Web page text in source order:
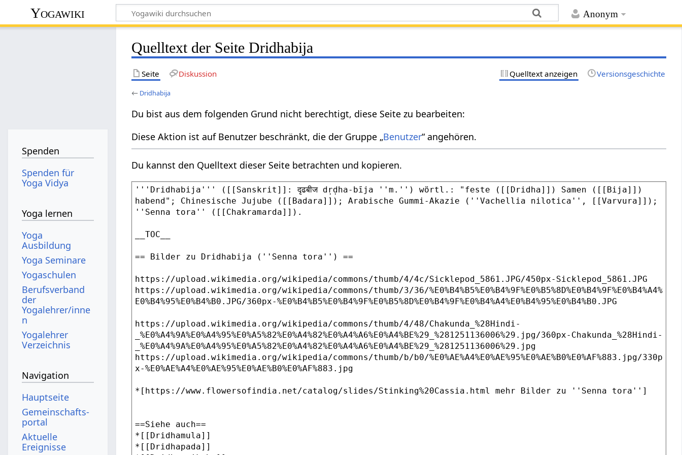
Anonym
Yogawiki
Quelltext der Seite Dridhabija
Seite Diskussion Quelltext anzeigen Versionsgeschichte
← Dridhabija
Du bist aus dem folgenden Grund nicht berechtigt, diese Seite zu bearbeiten:
Diese Aktion ist auf Benutzer beschränkt, die der Gruppe „Benutzer“ angehören.
Du kannst den Quelltext dieser Seite betrachten und kopieren.
Spenden
Spenden für
Yoga Vidya
Yoga lernen
Yoga
Ausbildung
Yoga Seminare
Yogaschulen
Berufsverband
der
Yogalehrer/inne
n
Yogalehrer
Verzeichnis
Navigation
Hauptseite
Gemeinschafts­
portal
Aktuelle
Ereignisse